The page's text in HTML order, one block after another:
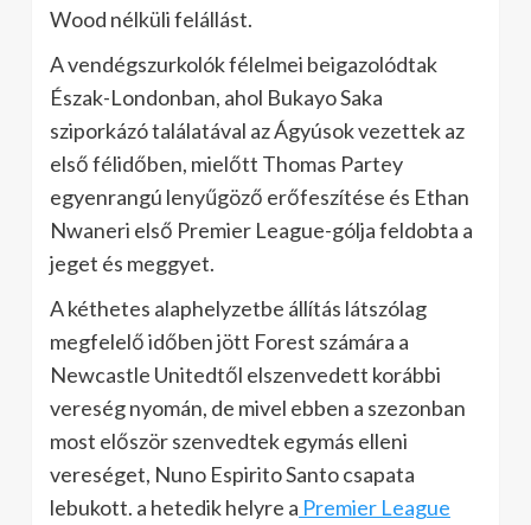
Wood nélküli felállást.
A vendégszurkolók félelmei beigazolódtak
Észak-Londonban, ahol Bukayo Saka
sziporkázó találatával az Ágyúsok vezettek az
első félidőben, mielőtt Thomas Partey
egyenrangú lenyűgöző erőfeszítése és Ethan
Nwaneri első Premier League-gólja feldobta a
jeget és meggyet.
A kéthetes alaphelyzetbe állítás látszólag
megfelelő időben jött Forest számára a
Newcastle Unitedtől elszenvedett korábbi
vereség nyomán, de mivel ebben a szezonban
most először szenvedtek egymás elleni
vereséget, Nuno Espirito Santo csapata
lebukott. a hetedik helyre a Premier League